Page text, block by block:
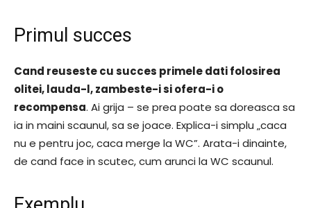
Primul succes
Cand reuseste cu succes primele dati folosirea
olitei, lauda-l, zambeste-i si ofera-i o
recompensa. Ai grija – se prea poate sa doreasca sa
ia in maini scaunul, sa se joace. Explica-i simplu „caca
nu e pentru joc, caca merge la WC”. Arata-i dinainte,
de cand face in scutec, cum arunci la WC scaunul.